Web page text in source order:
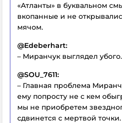
«Атланты» в буквальном
вкопанные и не
мячом.
@Edeberhart:
– Миранчук выглядел убого.
@SOU_7611:
– Главная проблема
ему попросту не с кем
мы не приобретем
сдвинется с мертвой точки.